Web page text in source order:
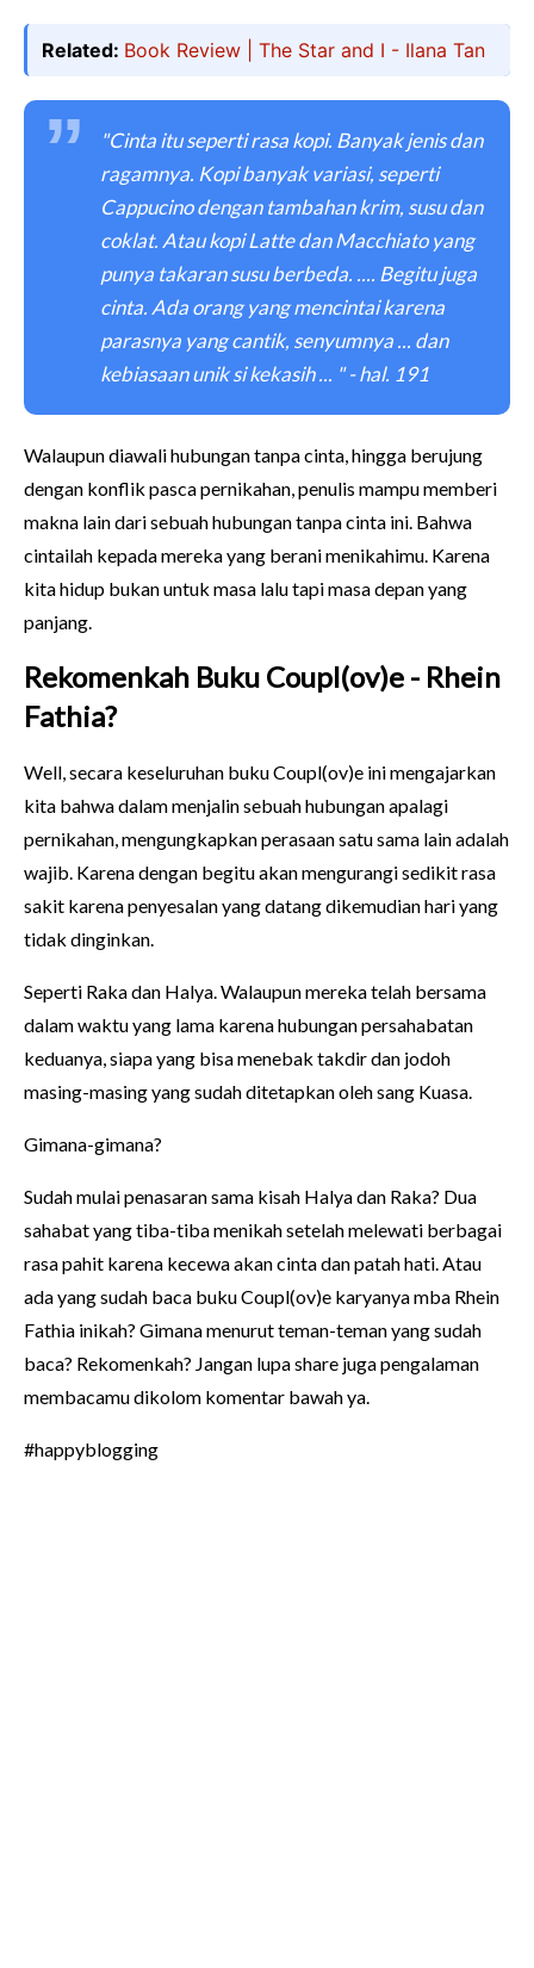
Related: Book Review | The Star and I - Ilana Tan
"Cinta itu seperti rasa kopi. Banyak jenis dan
ragamnya. Kopi banyak variasi, seperti
Cappucino dengan tambahan krim, susu dan
coklat. Atau kopi Latte dan Macchiato yang
punya takaran susu berbeda. .... Begitu juga
cinta. Ada orang yang mencintai karena
parasnya yang cantik, senyumnya ... dan
kebiasaan unik si kekasih ... " - hal. 191
Walaupun diawali hubungan tanpa cinta, hingga berujung
dengan konflik pasca pernikahan, penulis mampu memberi
makna lain dari sebuah hubungan tanpa cinta ini. Bahwa
cintailah kepada mereka yang berani menikahimu. Karena
kita hidup bukan untuk masa lalu tapi masa depan yang
panjang.
Rekomenkah Buku Coupl(ov)e - Rhein
Fathia?
Well, secara keseluruhan buku Coupl(ov)e ini mengajarkan
kita bahwa dalam menjalin sebuah hubungan apalagi
pernikahan, mengungkapkan perasaan satu sama lain adalah
wajib. Karena dengan begitu akan mengurangi sedikit rasa
sakit karena penyesalan yang datang dikemudian hari yang
tidak dinginkan.
Seperti Raka dan Halya. Walaupun mereka telah bersama
dalam waktu yang lama karena hubungan persahabatan
keduanya, siapa yang bisa menebak takdir dan jodoh
masing-masing yang sudah ditetapkan oleh sang Kuasa.
Gimana-gimana?
Sudah mulai penasaran sama kisah Halya dan Raka? Dua
sahabat yang tiba-tiba menikah setelah melewati berbagai
rasa pahit karena kecewa akan cinta dan patah hati. Atau
ada yang sudah baca buku Coupl(ov)e karyanya mba Rhein
Fathia inikah? Gimana menurut teman-teman yang sudah
baca? Rekomenkah? Jangan lupa share juga pengalaman
membacamu dikolom komentar bawah ya.
#happyblogging